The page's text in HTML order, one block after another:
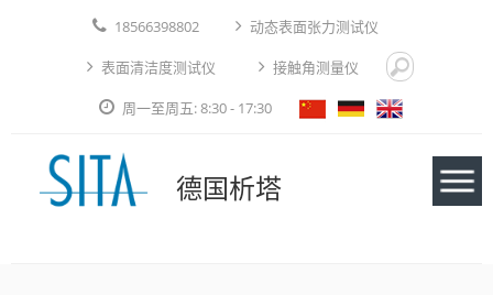
18566398802 动态表面张力测试仪
表面清洁度测试仪 接触角测量仪
周一至周五: 8:30 - 17:30
德国析塔